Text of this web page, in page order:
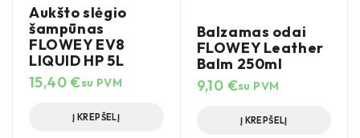
Aukšto slėgio
šampūnas
FLOWEY EV8
LIQUID HP 5L
15,40€su PVM
Į KREPŠELĮ
Balzamas odai
FLOWEY Leather
Balm 250ml
9,10 €su PVM
Į KREPŠELĮ